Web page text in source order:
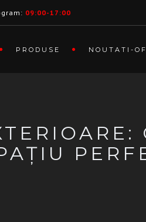
09:00-17:00
PRODUSE NOUTATI-